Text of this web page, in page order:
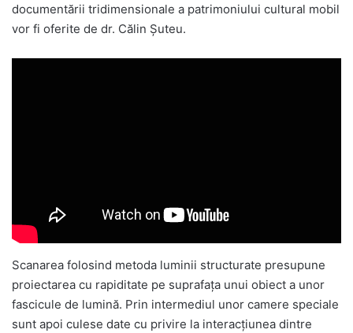
documentării tridimensionale a patrimoniului cultural mobil
vor fi oferite de dr. Călin Şuteu.
Scanarea folosind metoda luminii structurate presupune
proiectarea cu rapiditate pe suprafața unui obiect a unor
fascicule de lumină. Prin intermediul unor camere speciale
sunt apoi culese date cu privire la interacțiunea dintre